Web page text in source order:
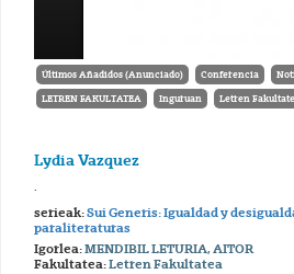
Últimos Añadidos (Anunciado) Conferencia
LETREN FAKULTATEA Inguruan Letren
Lydia Vazquez
.
serieak:Sui Generis: Igualdad y
paraliteraturas
Igorlea:MENDIBIL LETURIA, AITOR
Fakultatea:Letren Fakultatea